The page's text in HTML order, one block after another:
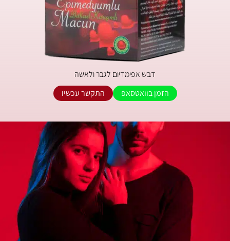
דבש אפימדיום לגבר ולאשה
הזמן בוואטסאפ
התקשר עכשיו